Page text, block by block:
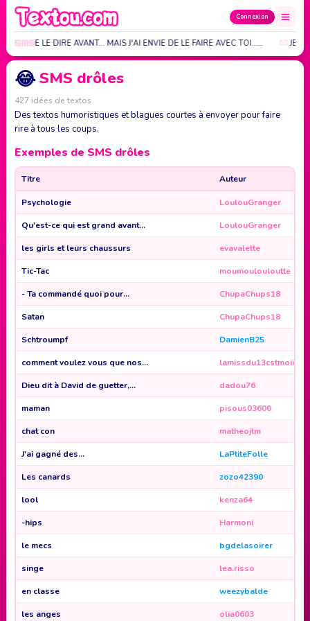
Connexion
OSÉ TE LE DIRE AVANT... MAIS J'AI ENVIE DE LE FAIRE AVEC TOI...… JE
😂SMS drôles
427 idées de textos
Des textos humoristiques et blagues courtes à envoyer pour faire
rire à tous les coups.
Exemples de SMS drôles
Titre Auteur
Psychologie LoulouGranger
Qu'est-ce qui est grand avant... LoulouGranger
les girls et leurs chaussurs evavalette
Tic-Tac moumoulouloutte
- Ta commandé quoi pour... ChupaChups18
Satan ChupaChups18
Schtroumpf DamienB25
comment voulez vous que nos... lamissdu13cstmoii
Dieu dit à David de guetter,... dadou76
maman pisous03600
chat con matheojtm
J'ai gagné des... LaPtiteFolle
Les canards zozo42390
lool kenza64
-hips Harmoni
le mecs bgdelasoirer
singe lea.risso
en classe weezybalde
les anges olia0603